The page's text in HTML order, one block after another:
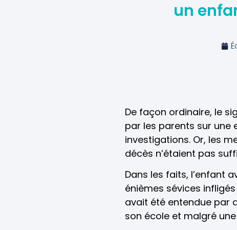
un
De façon ordinaire, le
par les parents sur une
investigations. Or, les
décès n’étaient pas
Dans les faits, l’enfant
énièmes sévices
avait été entendue par
son école et malgré